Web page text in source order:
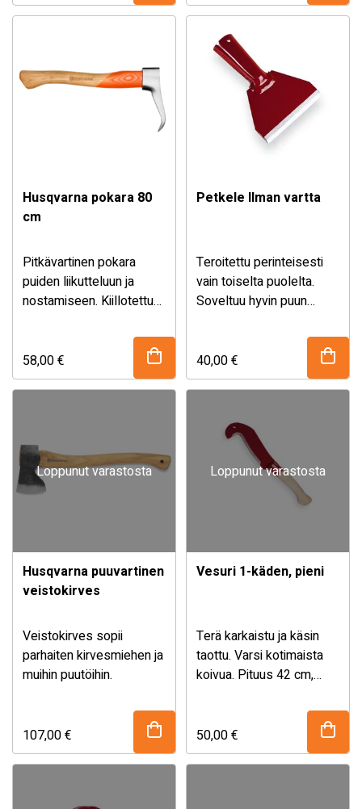
hyvin puuhun.
Husqvarna pokara 80
cm
Pitkävartinen pokara
puiden liikutteluun ja
nostamiseen. Kiillotettu
kärjellä ja puinen varsi.
58,00€
Petkele Ilman vartta
Teroitettu perinteisesti
vain toiselta puolelta.
Soveltuu hyvin puun
jääraudaksi jne.
40,00€
Loppunut varastosta
Husqvarna puuvartinen
veistokirves
Veistokirves sopii
parhaiten kirvesmiehen ja
muihin puutöihin.
107,00€
Loppunut varastosta
Vesuri 1-käden, pieni
Terä karkaistu ja käsin
taottu. Varsi kotimaista
koivua. Pituus 42 cm,
50,00€